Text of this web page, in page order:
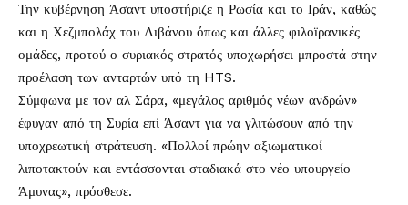
Την κυβέρνηση Άσαντ υποστήριζε η Ρωσία και το Ιράν, καθώς
και η Χεζμπολάχ του Λιβάνου όπως και άλλες φιλοϊρανικές
ομάδες, προτού ο συριακός στρατός υποχωρήσει μπροστά στην
προέλαση των ανταρτών υπό τη HTS.
Σύμφωνα με τον αλ Σάρα, «μεγάλος αριθμός νέων ανδρών»
έφυγαν από τη Συρία επί Άσαντ για να γλιτώσουν από την
υποχρεωτική στράτευση. «Πολλοί πρώην αξιωματικοί
λιποτακτούν και εντάσσονται σταδιακά στο νέο υπουργείο
Άμυνας», πρόσθεσε.